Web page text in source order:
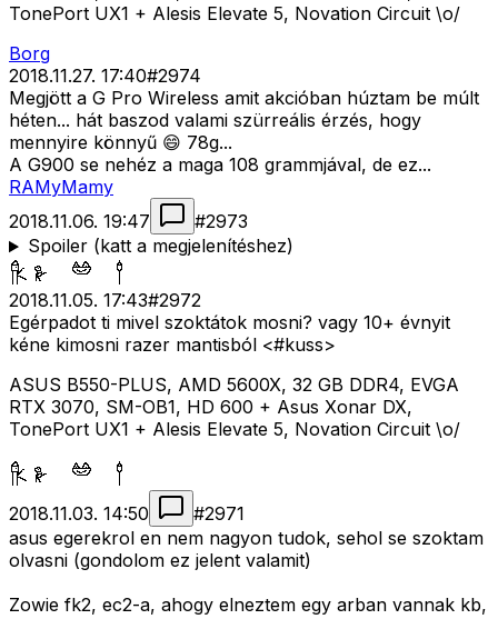
TonePort UX1 + Alesis Elevate 5, Novation Circuit \o/
Borg
2018.11.27. 17:40#2974
Megjött a G Pro Wireless amit akcióban húztam be múlt
héten... hát baszod valami szürreális érzés, hogy
mennyire könnyű 😄 78g...
A G900 se nehéz a maga 108 grammjával, de ez...
RAMyMamy
2018.11.06. 19:47
#2973
Spoiler (katt a megjelenítéshez)
2018.11.05. 17:43#2972
Egérpadot ti mivel szoktátok mosni? vagy 10+ évnyit
kéne kimosni razer mantisból <#kuss>
ASUS B550-PLUS, AMD 5600X, 32 GB DDR4, EVGA
RTX 3070, SM-OB1, HD 600 + Asus Xonar DX,
TonePort UX1 + Alesis Elevate 5, Novation Circuit \o/
2018.11.03. 14:50 #2971
asus egerekrol en nem nagyon tudok, sehol se szoktam
olvasni (gondolom ez jelent valamit)
Zowie fk2, ec2-a, ahogy elneztem egy arban vannak kb,